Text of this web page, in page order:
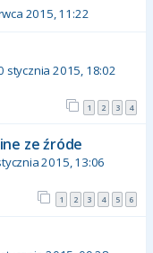
2015, 11:22
stycznia 2015, 18:02
1 2 3 4
ze źróde
2015, 13:06
1 2 3 4 5 6